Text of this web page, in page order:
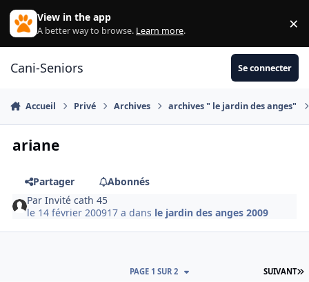
Aller au contenu
View in the app
A better way to browse. Learn more. ×
Cani-Seniors Se connecter
Accueil Privé Archives archives " le jardin des anges"
ariane
Partager
Abonnés
ParInvité cath 45
le 14 février 200917 a dans le jardin des anges 2009
SUIVANT
PAGE 1 SUR 2